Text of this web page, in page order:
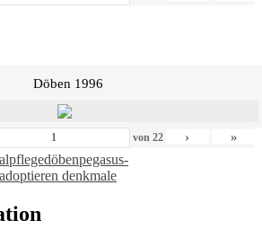
Döben 1996
von 22 › »
döbenpegasus-
denkmale